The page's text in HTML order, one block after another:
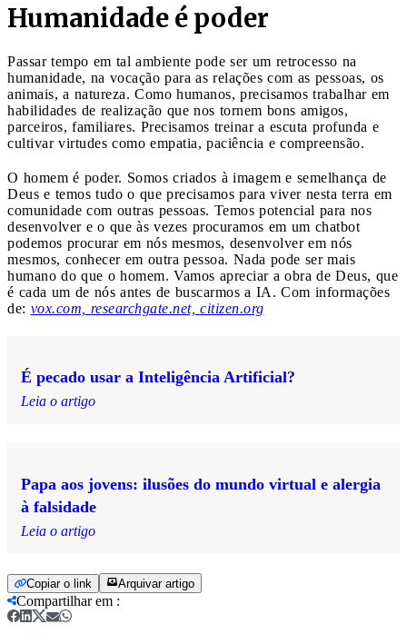
Humanidade é poder
Passar tempo em tal ambiente pode ser um retrocesso na
humanidade, na vocação para as relações com as pessoas, os
animais, a natureza. Como humanos, precisamos trabalhar em
habilidades de realização que nos tornem bons amigos,
parceiros, familiares. Precisamos treinar a escuta profunda e
cultivar virtudes como empatia, paciência e compreensão.
O homem é poder. Somos criados à imagem e semelhança de
Deus e temos tudo o que precisamos para viver nesta terra em
comunidade com outras pessoas. Temos potencial para nos
desenvolver e o que às vezes procuramos em um chatbot
podemos procurar em nós mesmos, desenvolver em nós
mesmos, conhecer em outra pessoa. Nada pode ser mais
humano do que o homem. Vamos apreciar a obra de Deus, que
é cada um de nós antes de buscarmos a IA. Com informações
de: vox.com, researchgate.net, citizen.org
É pecado usar a Inteligência Artificial?
Leia o artigo
Papa aos jovens: ilusões do mundo virtual e alergia
à falsidade
Leia o artigo
Copiar o link Arquivar artigo
Compartilhar em :